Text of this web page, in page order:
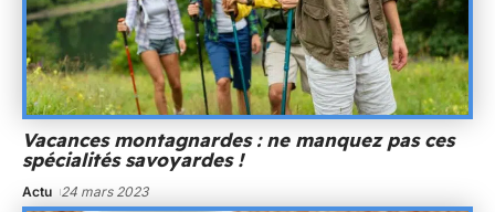
Vacances montagnardes : ne manquez pas ces
spécialités savoyardes !
Actu 24 mars 2023